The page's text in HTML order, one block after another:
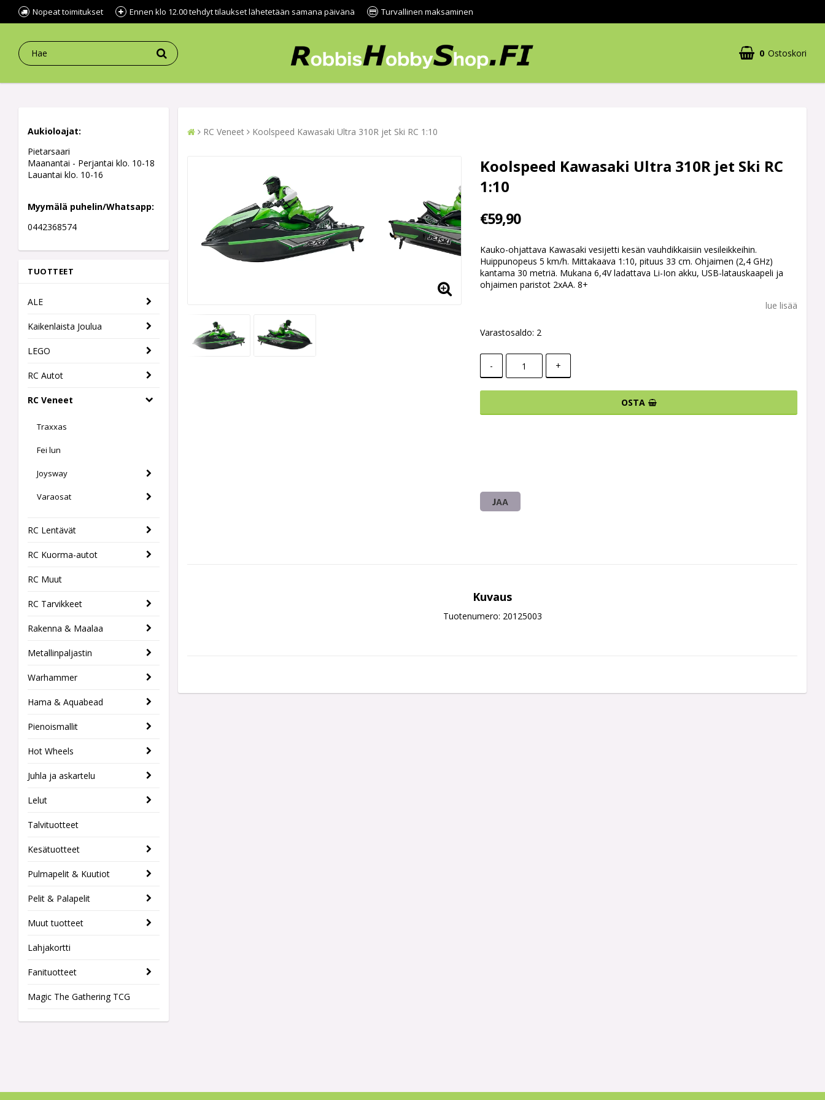
Nopeat toimitukset Ennen klo 12.00 tehdyt tilaukset lähetetään samana päivänä Turvallinen maksaminen
0 Ostoskori
Aukioloajat:
Pietarsaari
Maanantai - Perjantai klo. 10-18
Lauantai klo. 10-16
Myymälä puhelin/Whatsapp:
0442368574
TUOTTEET
ALE
Kaikenlaista Joulua
LEGO
RC Autot
RC Veneet
Traxxas
Fei lun
Joysway
Varaosat
RC Lentävät
RC Kuorma-autot
RC Muut
RC Tarvikkeet
Rakenna & Maalaa
Metallinpaljastin
Warhammer
Hama & Aquabead
Pienoismallit
Hot Wheels
Juhla ja askartelu
Lelut
Talvituotteet
Kesätuotteet
Pulmapelit & Kuutiot
Pelit & Palapelit
Muut tuotteet
Lahjakortti
Fanituotteet
Magic The Gathering TCG
RC Veneet Koolspeed Kawasaki Ultra 310R jet Ski RC 1:10
Koolspeed Kawasaki Ultra 310R jet Ski RC
1:10
€59,90
Kauko-ohjattava Kawasaki vesijetti kesän vauhdikkaisiin vesileikkeihin.
Huippunopeus 5 km/h. Mittakaava 1:10, pituus 33 cm. Ohjaimen (2,4 GHz)
kantama 30 metriä. Mukana 6,4V ladattava Li-Ion akku, USB-latauskaapeli ja
ohjaimen paristot 2xAA. 8+
lue lisää
Varastosaldo: 2
- +
OSTA
JAA
Kuvaus
Tuotenumero: 20125003